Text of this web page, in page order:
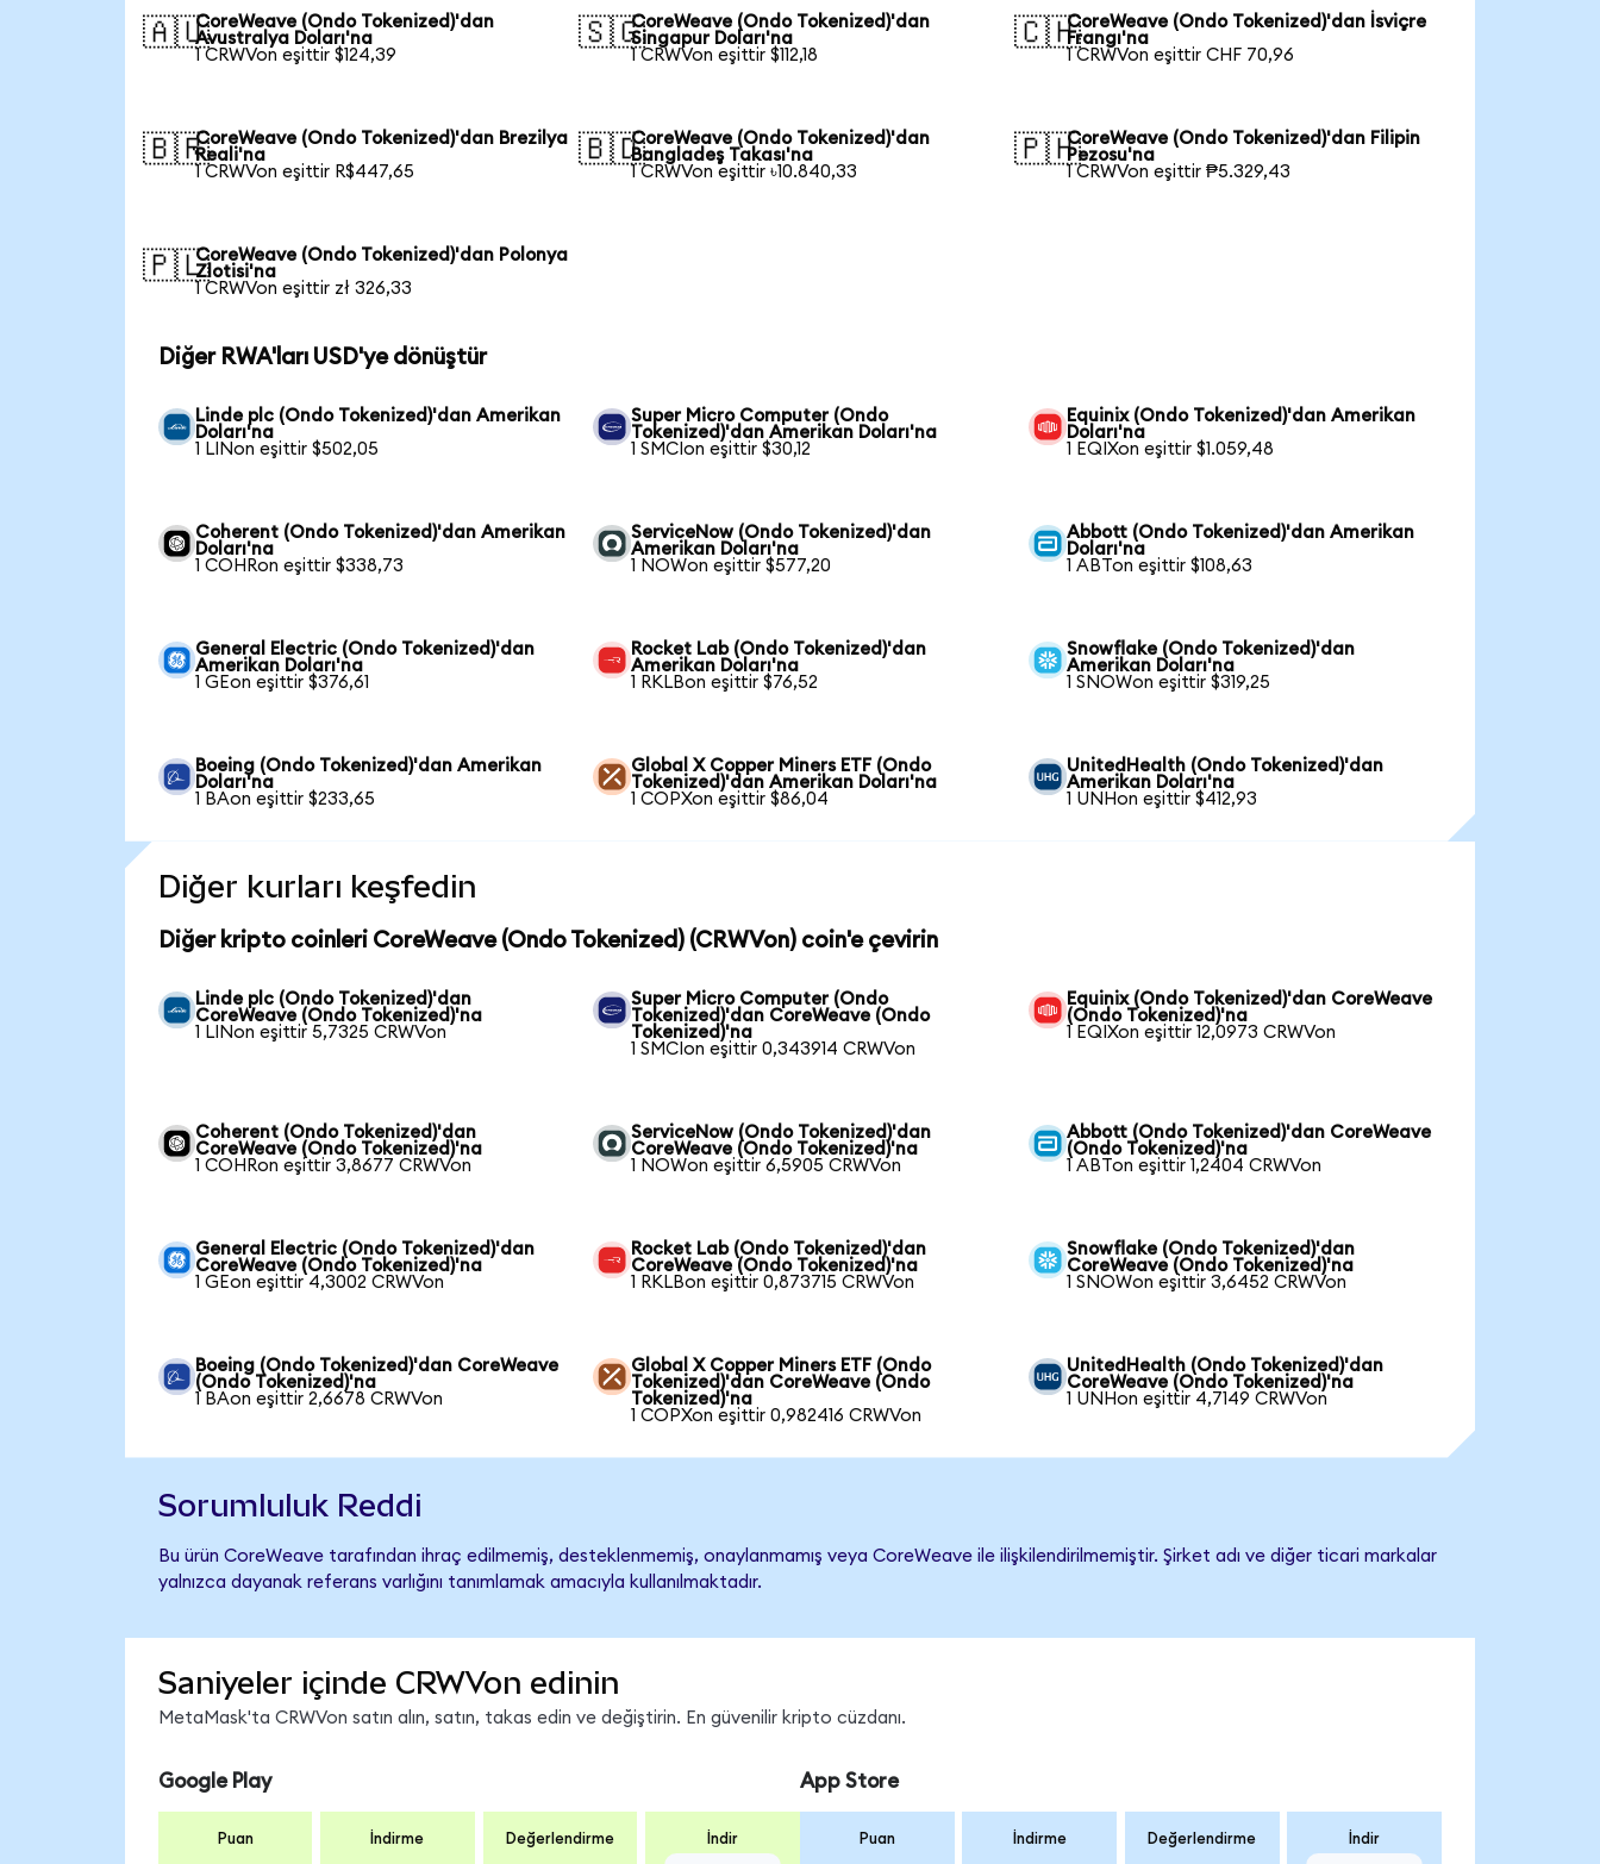
🇦🇺CoreWeave (Ondo Tokenized)'dan
Avustralya Doları'na
1 CRWVon eşittir $124,39
🇸🇬CoreWeave (Ondo Tokenized)'dan
Singapur Doları'na
1 CRWVon eşittir $112,18
🇨🇭CoreWeave (Ondo Tokenized)'dan İsviçre
Frangı'na
1 CRWVon eşittir CHF 70,96
🇧🇷CoreWeave (Ondo Tokenized)'dan Brezilya
Reali'na
1 CRWVon eşittir R$447,65
🇧🇩CoreWeave (Ondo Tokenized)'dan
Bangladeş Takası'na
1 CRWVon eşittir ৳10.840,33
🇵🇭CoreWeave (Ondo Tokenized)'dan Filipin
Pezosu'na
1 CRWVon eşittir ₱5.329,43
🇵🇱CoreWeave (Ondo Tokenized)'dan Polonya
Zlotisi'na
1 CRWVon eşittir zł 326,33
Diğer RWA'ları USD'ye dönüştür
Linde plc (Ondo Tokenized)'dan Amerikan
Doları'na
1 LINon eşittir $502,05
Super Micro Computer (Ondo
Tokenized)'dan Amerikan Doları'na
1 SMCIon eşittir $30,12
Equinix (Ondo Tokenized)'dan Amerikan
Doları'na
1 EQIXon eşittir $1.059,48
Coherent (Ondo Tokenized)'dan Amerikan
Doları'na
1 COHRon eşittir $338,73
ServiceNow (Ondo Tokenized)'dan
Amerikan Doları'na
1 NOWon eşittir $577,20
Abbott (Ondo Tokenized)'dan Amerikan
Doları'na
1 ABTon eşittir $108,63
General Electric (Ondo Tokenized)'dan
Amerikan Doları'na
1 GEon eşittir $376,61
Rocket Lab (Ondo Tokenized)'dan
Amerikan Doları'na
1 RKLBon eşittir $76,52
Snowflake (Ondo Tokenized)'dan
Amerikan Doları'na
1 SNOWon eşittir $319,25
Boeing (Ondo Tokenized)'dan Amerikan
Doları'na
1 BAon eşittir $233,65
Global X Copper Miners ETF (Ondo
Tokenized)'dan Amerikan Doları'na
1 COPXon eşittir $86,04
UnitedHealth (Ondo Tokenized)'dan
Amerikan Doları'na
1 UNHon eşittir $412,93
Diğer kurları keşfedin
Diğer kripto coinleri CoreWeave (Ondo Tokenized) (CRWVon) coin'e çevirin
Linde plc (Ondo Tokenized)'dan
CoreWeave (Ondo Tokenized)'na
1 LINon eşittir 5,7325 CRWVon
Super Micro Computer (Ondo
Tokenized)'dan CoreWeave (Ondo
Tokenized)'na
1 SMCIon eşittir 0,343914 CRWVon
Equinix (Ondo Tokenized)'dan CoreWeave
(Ondo Tokenized)'na
1 EQIXon eşittir 12,0973 CRWVon
Coherent (Ondo Tokenized)'dan
CoreWeave (Ondo Tokenized)'na
1 COHRon eşittir 3,8677 CRWVon
ServiceNow (Ondo Tokenized)'dan
CoreWeave (Ondo Tokenized)'na
1 NOWon eşittir 6,5905 CRWVon
Abbott (Ondo Tokenized)'dan CoreWeave
(Ondo Tokenized)'na
1 ABTon eşittir 1,2404 CRWVon
General Electric (Ondo Tokenized)'dan
CoreWeave (Ondo Tokenized)'na
1 GEon eşittir 4,3002 CRWVon
Rocket Lab (Ondo Tokenized)'dan
CoreWeave (Ondo Tokenized)'na
1 RKLBon eşittir 0,873715 CRWVon
Snowflake (Ondo Tokenized)'dan
CoreWeave (Ondo Tokenized)'na
1 SNOWon eşittir 3,6452 CRWVon
Boeing (Ondo Tokenized)'dan CoreWeave
(Ondo Tokenized)'na
1 BAon eşittir 2,6678 CRWVon
Global X Copper Miners ETF (Ondo
Tokenized)'dan CoreWeave (Ondo
Tokenized)'na
1 COPXon eşittir 0,982416 CRWVon
UnitedHealth (Ondo Tokenized)'dan
CoreWeave (Ondo Tokenized)'na
1 UNHon eşittir 4,7149 CRWVon
Sorumluluk Reddi
Bu ürün CoreWeave tarafından ihraç edilmemiş, desteklenmemiş, onaylanmamış veya CoreWeave ile ilişkilendirilmemiştir. Şirket adı ve diğer ticari markalar
yalnızca dayanak referans varlığını tanımlamak amacıyla kullanılmaktadır.
Saniyeler içinde CRWVon edinin
MetaMask'ta CRWVon satın alın, satın, takas edin ve değiştirin. En güvenilir kripto cüzdanı.
Google Play
Puan İndirme Değerlendirme İndir
App Store
Puan İndirme Değerlendirme İndir